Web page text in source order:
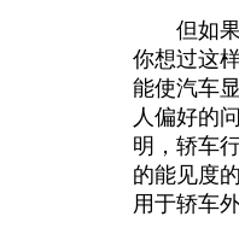
但如果
你想过这
能使汽车
人偏好的
明，轿车
的能见度
用于轿车